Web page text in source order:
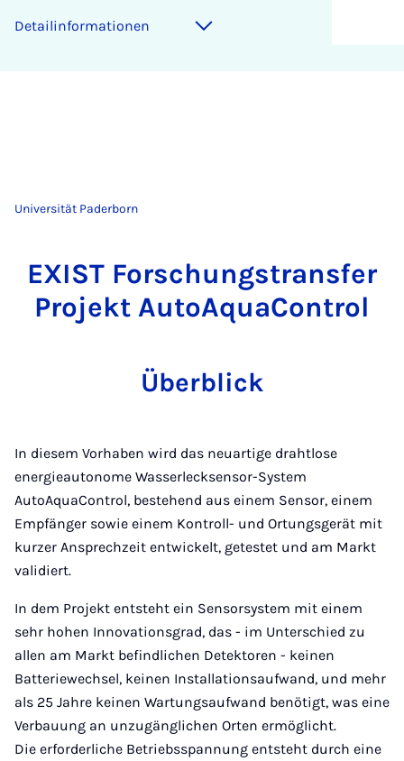
Detailinformationen
Universität Paderborn
EXIST Forschungstransfer
Projekt AutoAquaControl
Überblick
In diesem Vorhaben wird das neuartige drahtlose
energieautonome Wasserlecksensor-System
AutoAquaControl, bestehend aus einem Sensor, einem
Empfänger sowie einem Kontroll- und Ortungsgerät mit
kurzer Ansprechzeit entwickelt, getestet und am Markt
validiert.
In dem Projekt entsteht ein Sensorsystem mit einem
sehr hohen Innovationsgrad, das - im Unterschied zu
allen am Markt befindlichen Detektoren - keinen
Batteriewechsel, keinen Installationsaufwand, und mehr
als 25 Jahre keinen Wartungsaufwand benötigt, was eine
Verbauung an unzugänglichen Orten ermöglicht.
Die erforderliche Betriebsspannung entsteht durch eine